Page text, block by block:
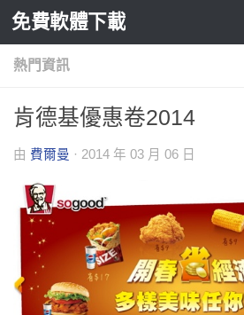
Skip to content
免費軟體下載
熱門資訊
肯德基優惠卷2014
由 費爾曼 · 2014 年 03 月 06 日